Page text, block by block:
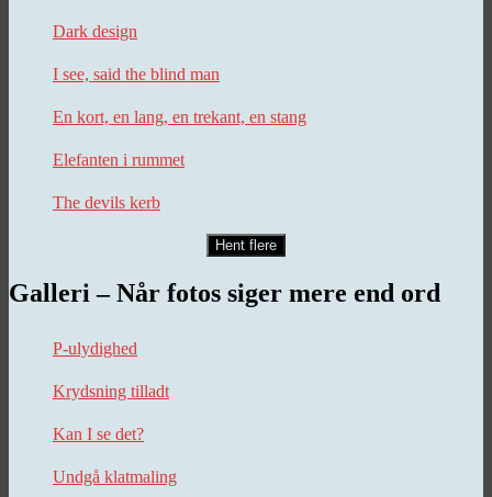
Dark design
I see, said the blind man
En kort, en lang, en trekant, en stang
Elefanten i rummet
The devils kerb
Hent flere
Galleri – Når fotos siger mere end ord
P-ulydighed
Krydsning tilladt
Kan I se det?
Undgå klatmaling